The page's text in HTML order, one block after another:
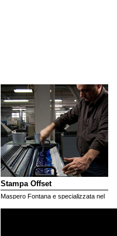
Stampa Offset
Maspero Fontana e specializzata nel